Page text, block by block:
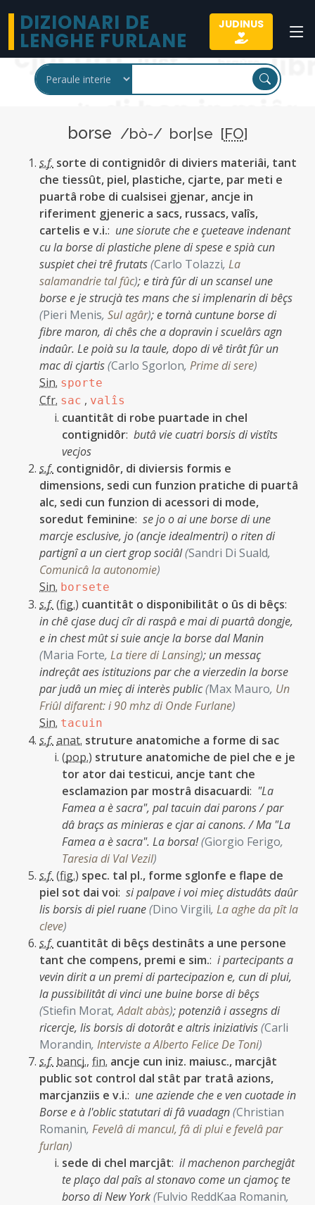
DIZIONARI DE
LENGHE FURLANE
JUDINUS
borse /bò-/ bor|se [FO]
s.f. sorte di contignidôr di diviers materiâi, tant
che tiessût, piel, plastiche, cjarte, par meti e
puartâ robe di cualsisei gjenar, ancje in
riferiment gjeneric a sacs, russacs, valîs,
cartelis e v.i.: une siorute che e çueteave indenant
cu la borse di plastiche plene di spese e spià cun
suspiet chei trê frutats(Carlo Tolazzi, La
salamandrie tal fûc);e tirà fûr di un scansel une
borse e je strucjà tes mans che si implenarin di bêçs
(Pieri Menis, Sul agâr);e tornà cuntune borse di
fibre maron, di chês che a dopravin i scuelârs agn
indaûr. Le poià su la taule, dopo di vê tirât fûr un
mac di cjartis(Carlo Sgorlon, Prime di sere)
Sin. sporte
Cfr. sac , valîs
cuantitât di robe puartade in chel
contignidôr: butâ vie cuatri borsis di vistîts
vecjos
s.f. contignidôr, di diviersis formis e
dimensions, sedi cun funzion pratiche di puartâ
alc, sedi cun funzion di acessori di mode,
soredut feminine: se jo o ai une borse di une
marcje esclusive, jo (ancje idealmentri) o riten di
partignî a un ciert grop sociâl(Sandri Di Suald,
Comunicâ la autonomie)
Sin. borsete
s.f. (fig.) cuantitât o disponibilitât o ûs di bêçs:
in chê cjase ducj cîr di raspâ e mai di puartâ dongje,
e in chest mût si suie ancje la borse dal Manin
(Maria Forte, La tiere di Lansing); un messaç
indreçât aes istituzions par che a vierzedin la borse
par judâ un mieç di interès public(Max Mauro, Un
Friûl difarent: i 90 mhz di Onde Furlane)
Sin. tacuin
s.f. anat. struture anatomiche a forme di sac
(pop.) struture anatomiche de piel che e je
tor ator dai testicui, ancje tant che
esclamazion par mostrâ disacuardi: "La
Famea a è sacra", pal tacuin dai parons / par
dâ braçs as minieras e cjar ai canons. / Ma "La
Famea a è sacra". La borsa!(Giorgio Ferigo,
Taresia di Val Vezil)
s.f. (fig.) spec. tal pl., forme sglonfe e flape de
piel sot dai voi: si palpave i voi mieç distudâts daûr
lis borsis di piel ruane(Dino Virgili, La aghe da pît la
cleve)
s.f. cuantitât di bêçs destinâts a une persone
tant che compens, premi e sim.: i partecipants a
vevin dirit a un premi di partecipazion e, cun di plui,
la pussibilitât di vinci une buine borse di bêçs
(Stiefin Morat,Adalt abàs);potenziâ i assegns di
ricercje, lis borsis di dotorât e altris iniziativis(Carli
Morandin, Interviste a Alberto Felice De Toni)
s.f. bancj., fin. ancje cun iniz. maiusc., marcjât
public sot control dal stât par tratâ azions,
marcjanziis e v.i.: une aziende che e ven cuotade in
Borse e à l'oblic statutari di fâ vuadagn(Christian
Romanin, Fevelâ di mancul, fâ di plui e fevelâ par
furlan)
sede di chel marcjât: il machenon parchegjât
te plaço dal paîs al stonavo come un cjamoç te
borso di New York(Fulvio ReddKaa Romanin,